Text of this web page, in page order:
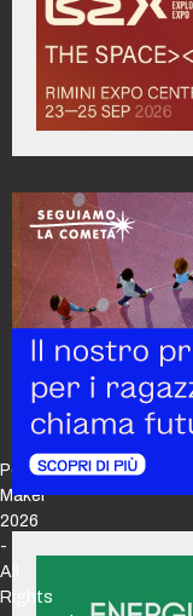
Policy
Maker
2026
-
All
Rights